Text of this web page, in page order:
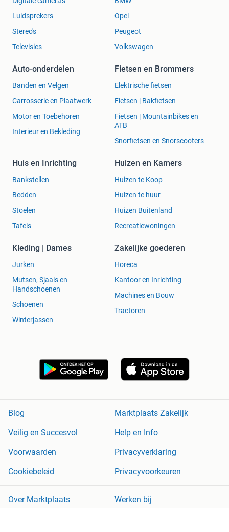
Luidsprekers
Stereo's
Televisies
Opel
Peugeot
Volkswagen
Auto-onderdelen
Banden en Velgen
Carrosserie en Plaatwerk
Motor en Toebehoren
Interieur en Bekleding
Fietsen en Brommers
Elektrische fietsen
Fietsen | Bakfietsen
Fietsen | Mountainbikes en
ATB
Snorfietsen en Snorscooters
Huis en Inrichting
Bankstellen
Bedden
Stoelen
Tafels
Huizen en Kamers
Huizen te Koop
Huizen te huur
Huizen Buitenland
Recreatiewoningen
Kleding | Dames
Jurken
Mutsen, Sjaals en
Handschoenen
Schoenen
Winterjassen
Zakelijke goederen
Horeca
Kantoor en Inrichting
Machines en Bouw
Tractoren
Blog
Marktplaats Zakelijk
Veilig en Succesvol
Help en Info
Voorwaarden
Privacyverklaring
Cookiebeleid
Privacyvoorkeuren
Over Marktplaats
Werken bij